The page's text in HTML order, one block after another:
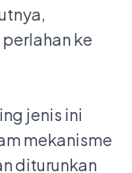
ke
jenis ini
mekanisme
diturunkan